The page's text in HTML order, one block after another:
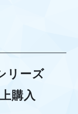
リーズ
購入